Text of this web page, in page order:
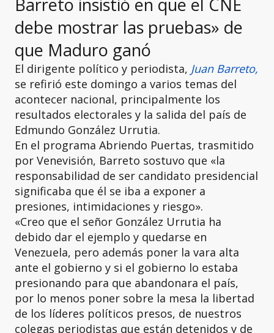
Barreto insistió en que el CNE
debe mostrar las pruebas» de
que Maduro ganó
El dirigente político y periodista, Juan Barreto,
se refirió este domingo a varios temas del
acontecer nacional, principalmente los
resultados electorales y la salida del país de
Edmundo González Urrutia.
En el programa Abriendo Puertas, trasmitido
por Venevisión, Barreto sostuvo que «la
responsabilidad de ser candidato presidencial
significaba que él se iba a exponer a
presiones, intimidaciones y riesgo».
«Creo que el señor González Urrutia ha
debido dar el ejemplo y quedarse en
Venezuela, pero además poner la vara alta
ante el gobierno y si el gobierno lo estaba
presionando para que abandonara el país,
por lo menos poner sobre la mesa la libertad
de los líderes políticos presos, de nuestros
colegas periodistas que están detenidos y de